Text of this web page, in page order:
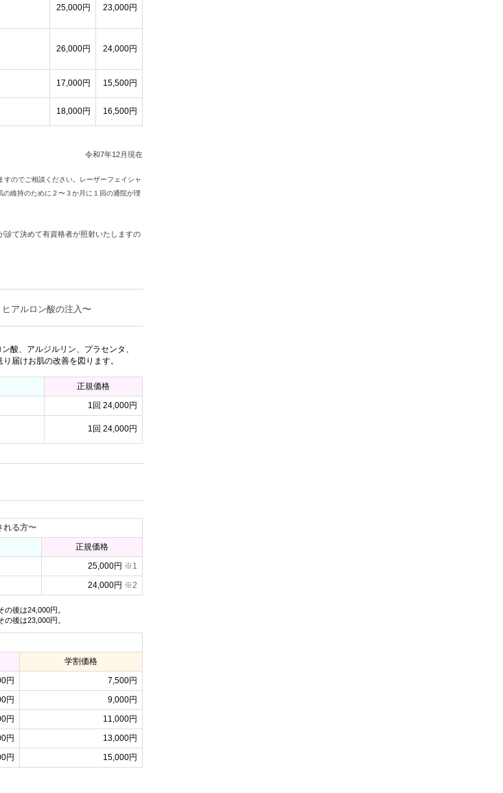
25,000円 23,000円
26,000円 24,000円
17,000円 15,500円
18,000円 16,500円
令和7年12月現在
のでご相談ください。レーザーフェイシャ
維持のために２〜３か月に１回の通院が理
診て決めて有資格者が照射いたしますの
アルロン酸の注入〜
酸、アルジルリン、プラセンタ、
届けお肌の改善を図ります。
正規価格
1回 24,000円
1回 24,000円
れる方〜
正規価格
25,000円 ※1
24,000円 ※2
の後は24,000円。
の後は23,000円。
学割価格
円
7,500円
円
9,000円
円
11,000円
円
13,000円
円 15,000円